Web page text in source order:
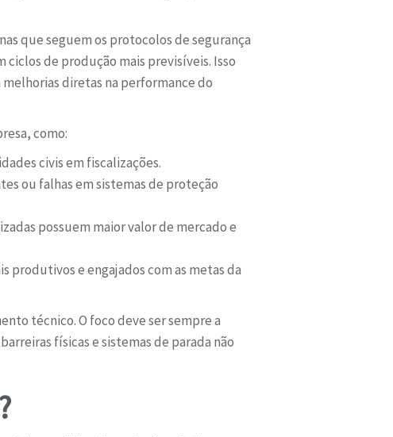
que seguem os protocolos de segurança
de produção mais previsíveis. Isso
diretas na performance do
como:
civis em fiscalizações.
ou falhas em sistemas de proteção
possuem maior valor de mercado e
produtivos e engajados com as metas da
técnico. O foco deve ser sempre a
físicas e sistemas de parada não